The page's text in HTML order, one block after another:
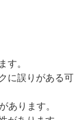
す。
に誤りがある可
あります。